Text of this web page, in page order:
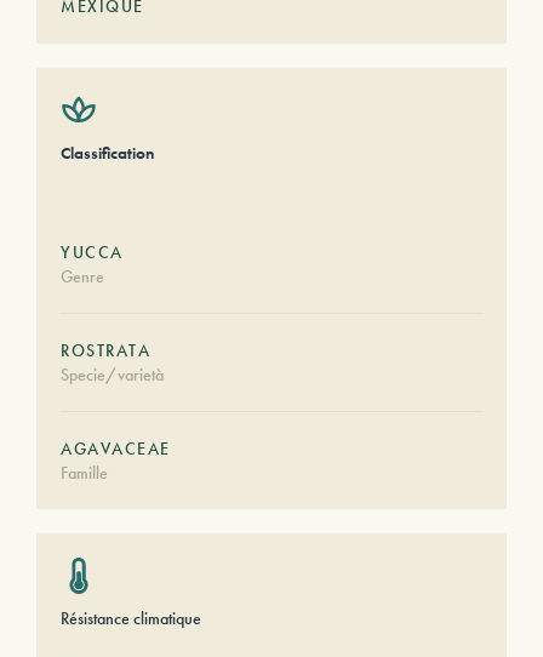
MEXIQUE
Classification
YUCCA
Genre
ROSTRATA
Specie/varietà
AGAVACEAE
Famille
Résistance climatique